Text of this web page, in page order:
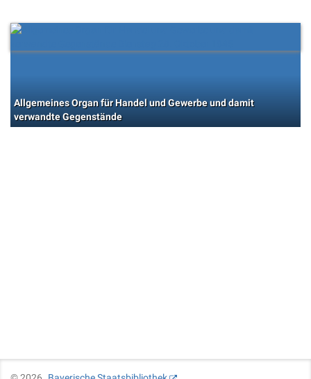
Allgemeines Organ für Handel und Gewerbe und damit
verwandte Gegenstände